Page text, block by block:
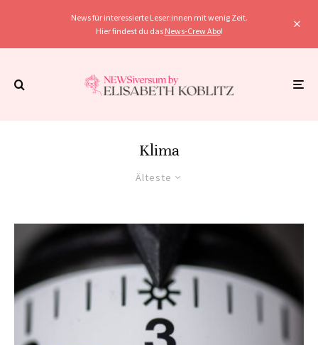
News für interessierte Leser:innen mit wenig Zeit.
Hier findest du das News-Crew Abo!
Klima
Älteste